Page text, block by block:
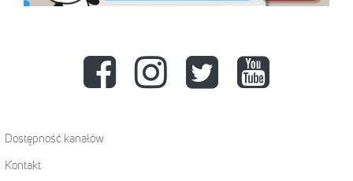
Dostępność kanałów
Kontakt